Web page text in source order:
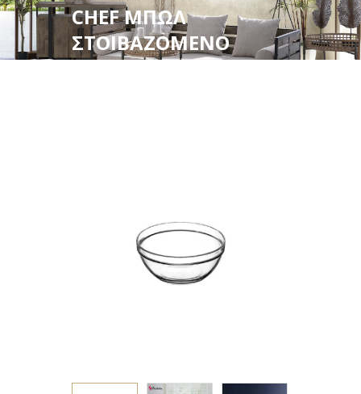
CHEF ΜΠΩΛ
ΣΤΟΙΒΑΖΟΜΕΝΟ
TEMPERED 6ΕΚ. 30CC